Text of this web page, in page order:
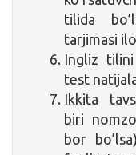
tilida
tarjimasi
Ingliz tilini
test
Ikkita
biri
bor